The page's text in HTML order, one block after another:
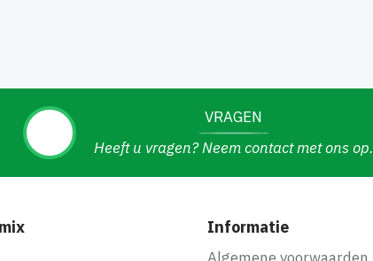
VRAGEN
Heeft u vragen? Neem contact met ons op.
Informatie